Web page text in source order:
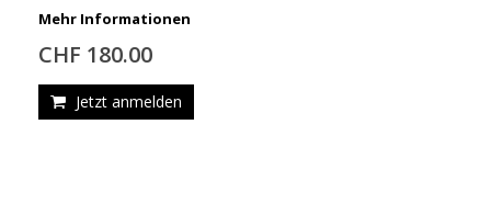
Mehr Informationen
CHF 180.00
Jetzt anmelden